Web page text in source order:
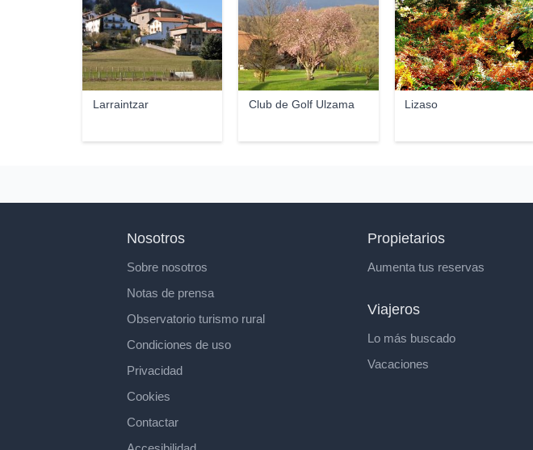
Larraintzar Club de Golf Ulzama Lizaso
Nosotros
Sobre nosotros
Notas de prensa
Observatorio turismo rural
Condiciones de uso
Privacidad
Cookies
Contactar
Propietarios
Aumenta tus reservas
Viajeros
Lo más buscado
Vacaciones